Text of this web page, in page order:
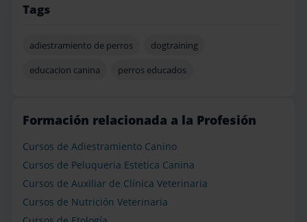
Tags
adiestramiento de perros
dogtraining
educacion canina
perros educados
Formación relacionada a la Profesión
Cursos de Adiestramiento Canino
Cursos de Peluqueria Estetica Canina
Cursos de Auxiliar de Clínica Veterinaria
Cursos de Nutrición Veterinaria